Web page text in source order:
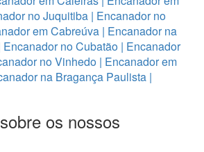
no Juquitiba| Encanador no
em Cabreúva| Encanador na
Encanador no Cubatão| Encanador
no Vinhedo | Encanador em
na Bragança Paulista |
os nossos